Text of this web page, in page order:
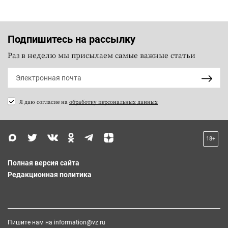
Подпишитесь на рассылку
Раз в неделю мы присылаем самые важные статьи
Я даю согласие на обработку персональных данных
18+
Полная версия сайта
Редакционная политика
Пишите нам на information@vz.ru